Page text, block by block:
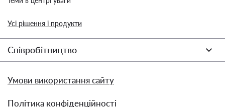
Усі рішення і продукти
Співробітництво
Умови використання сайту
Політика конфіденційності